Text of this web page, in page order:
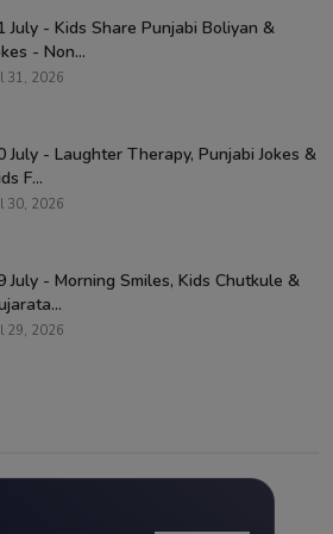
July - Kids Share Punjabi Boliyan &
- Non...
31, 2026
July - Laughter Therapy, Punjabi Jokes &
F...
30, 2026
July - Morning Smiles, Kids Chutkule &
29, 2026